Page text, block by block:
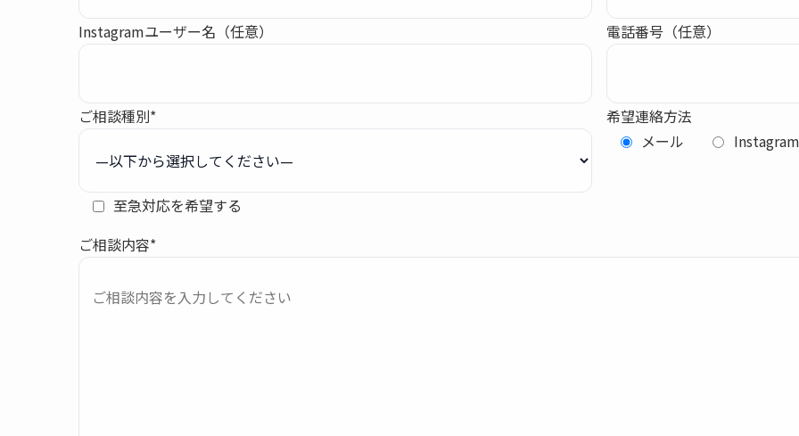
Instagramユーザー名（任意） 電話番号（任意）
ご相談種別*
希望連絡方法
メール
至急対応を希望する
ご相談内容*